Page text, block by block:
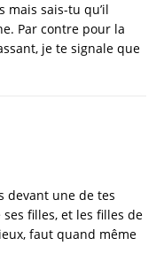
mais sais-tu qu’il
Par contre pour la
je te signale que
devant une de tes
filles, et les filles de
faut quand même